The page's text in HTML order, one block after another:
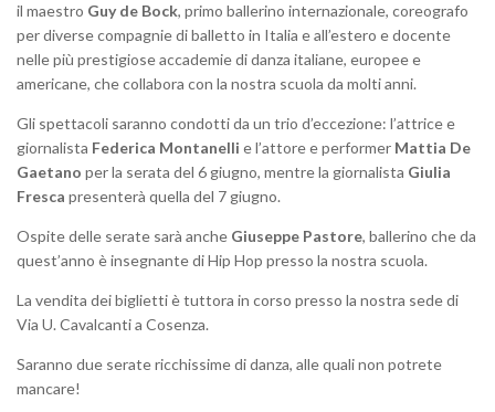
il maestro Guy de Bock, primo ballerino internazionale, coreografo
per diverse compagnie di balletto in Italia e all’estero e docente
nelle più prestigiose accademie di danza italiane, europee e
americane, che collabora con la nostra scuola da molti anni.
Gli spettacoli saranno condotti da un trio d’eccezione: l’attrice e
giornalista Federica Montanelli e l’attore e performer Mattia De
Gaetano per la serata del 6 giugno, mentre la giornalista Giulia
Fresca presenterà quella del 7 giugno.
Ospite delle serate sarà anche Giuseppe Pastore, ballerino che da
quest’anno è insegnante di Hip Hop presso la nostra scuola.
La vendita dei biglietti è tuttora in corso presso la nostra sede di
Via U. Cavalcanti a Cosenza.
Saranno due serate ricchissime di danza, alle quali non potrete
mancare!